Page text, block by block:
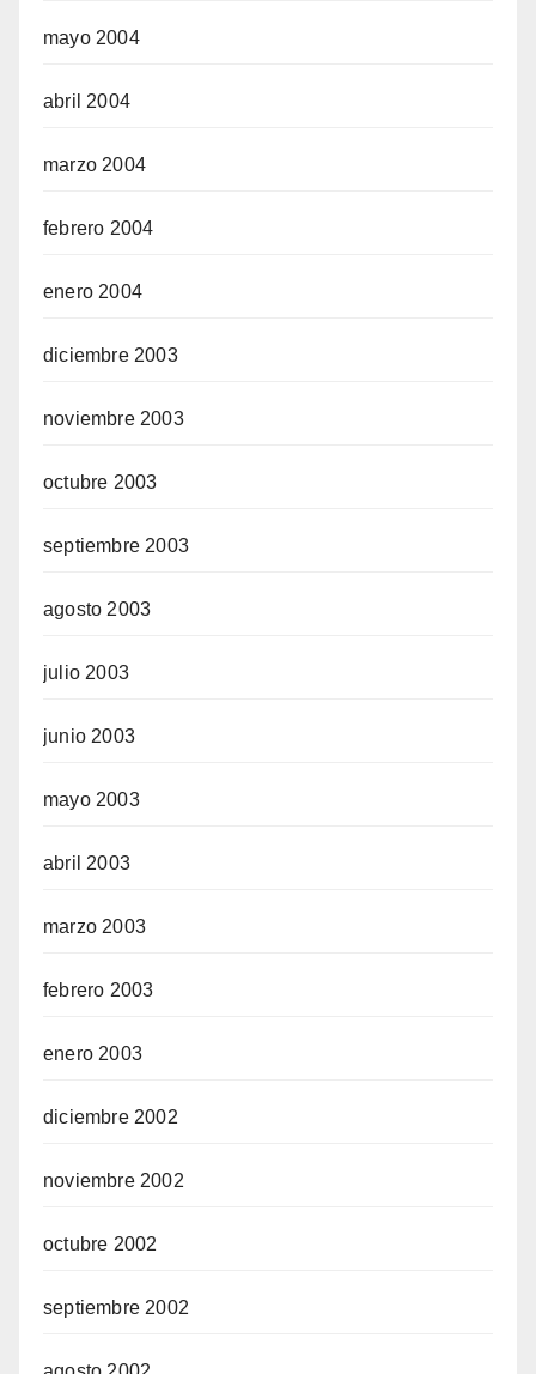
mayo 2004
abril 2004
marzo 2004
febrero 2004
enero 2004
diciembre 2003
noviembre 2003
octubre 2003
septiembre 2003
agosto 2003
julio 2003
junio 2003
mayo 2003
abril 2003
marzo 2003
febrero 2003
enero 2003
diciembre 2002
noviembre 2002
octubre 2002
septiembre 2002